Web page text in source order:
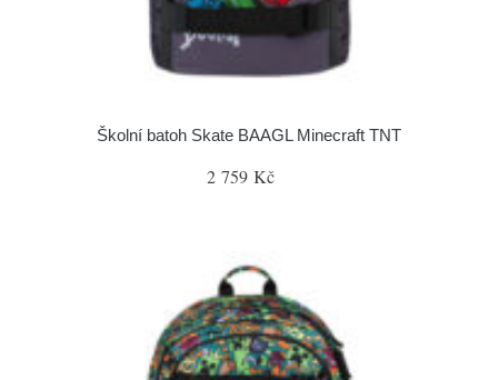
Školní batoh Skate BAAGL Minecraft TNT
2 759 Kč